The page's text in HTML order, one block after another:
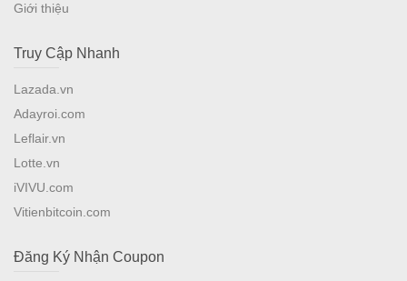
Giới thiệu
Truy Cập Nhanh
Lazada.vn
Adayroi.com
Leflair.vn
Lotte.vn
iVIVU.com
Vitienbitcoin.com
Đăng Ký Nhận Coupon